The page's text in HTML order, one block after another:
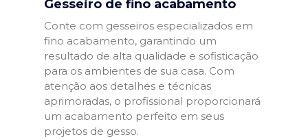
Gesseiro de fino acabamento
Conte com gesseiros especializados em
fino acabamento, garantindo um
resultado de alta qualidade e sofisticação
para os ambientes de sua casa. Com
atenção aos detalhes e técnicas
aprimoradas, o profissional proporcionará
um acabamento perfeito em seus
projetos de gesso.